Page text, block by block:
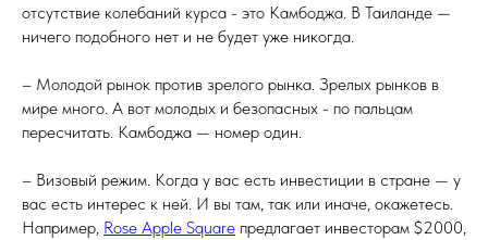
отсутствие колебаний курса - это Камбоджа. В Таиланде —
ничего подобного нет и не будет уже никогда.
– Молодой рынок против зрелого рынка. Зрелых рынков в
мире много. А вот молодых и безопасных - по пальцам
пересчитать. Камбоджа — номер один.
– Визовый режим. Когда у вас есть инвестиции в стране — у
вас есть интерес к ней. И вы там, так или иначе, окажетесь.
Например, Rose Apple Square предлагает инвесторам $2000,